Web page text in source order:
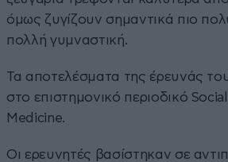
όμως ζυγίζουν σημαντικά πιο
πολλή γυμναστική.
Τα αποτελέσματα της έρευνάς
στο επιστημονικό περιοδικό
Medicine.
Οι ερευνητές βασίστηκαν σε